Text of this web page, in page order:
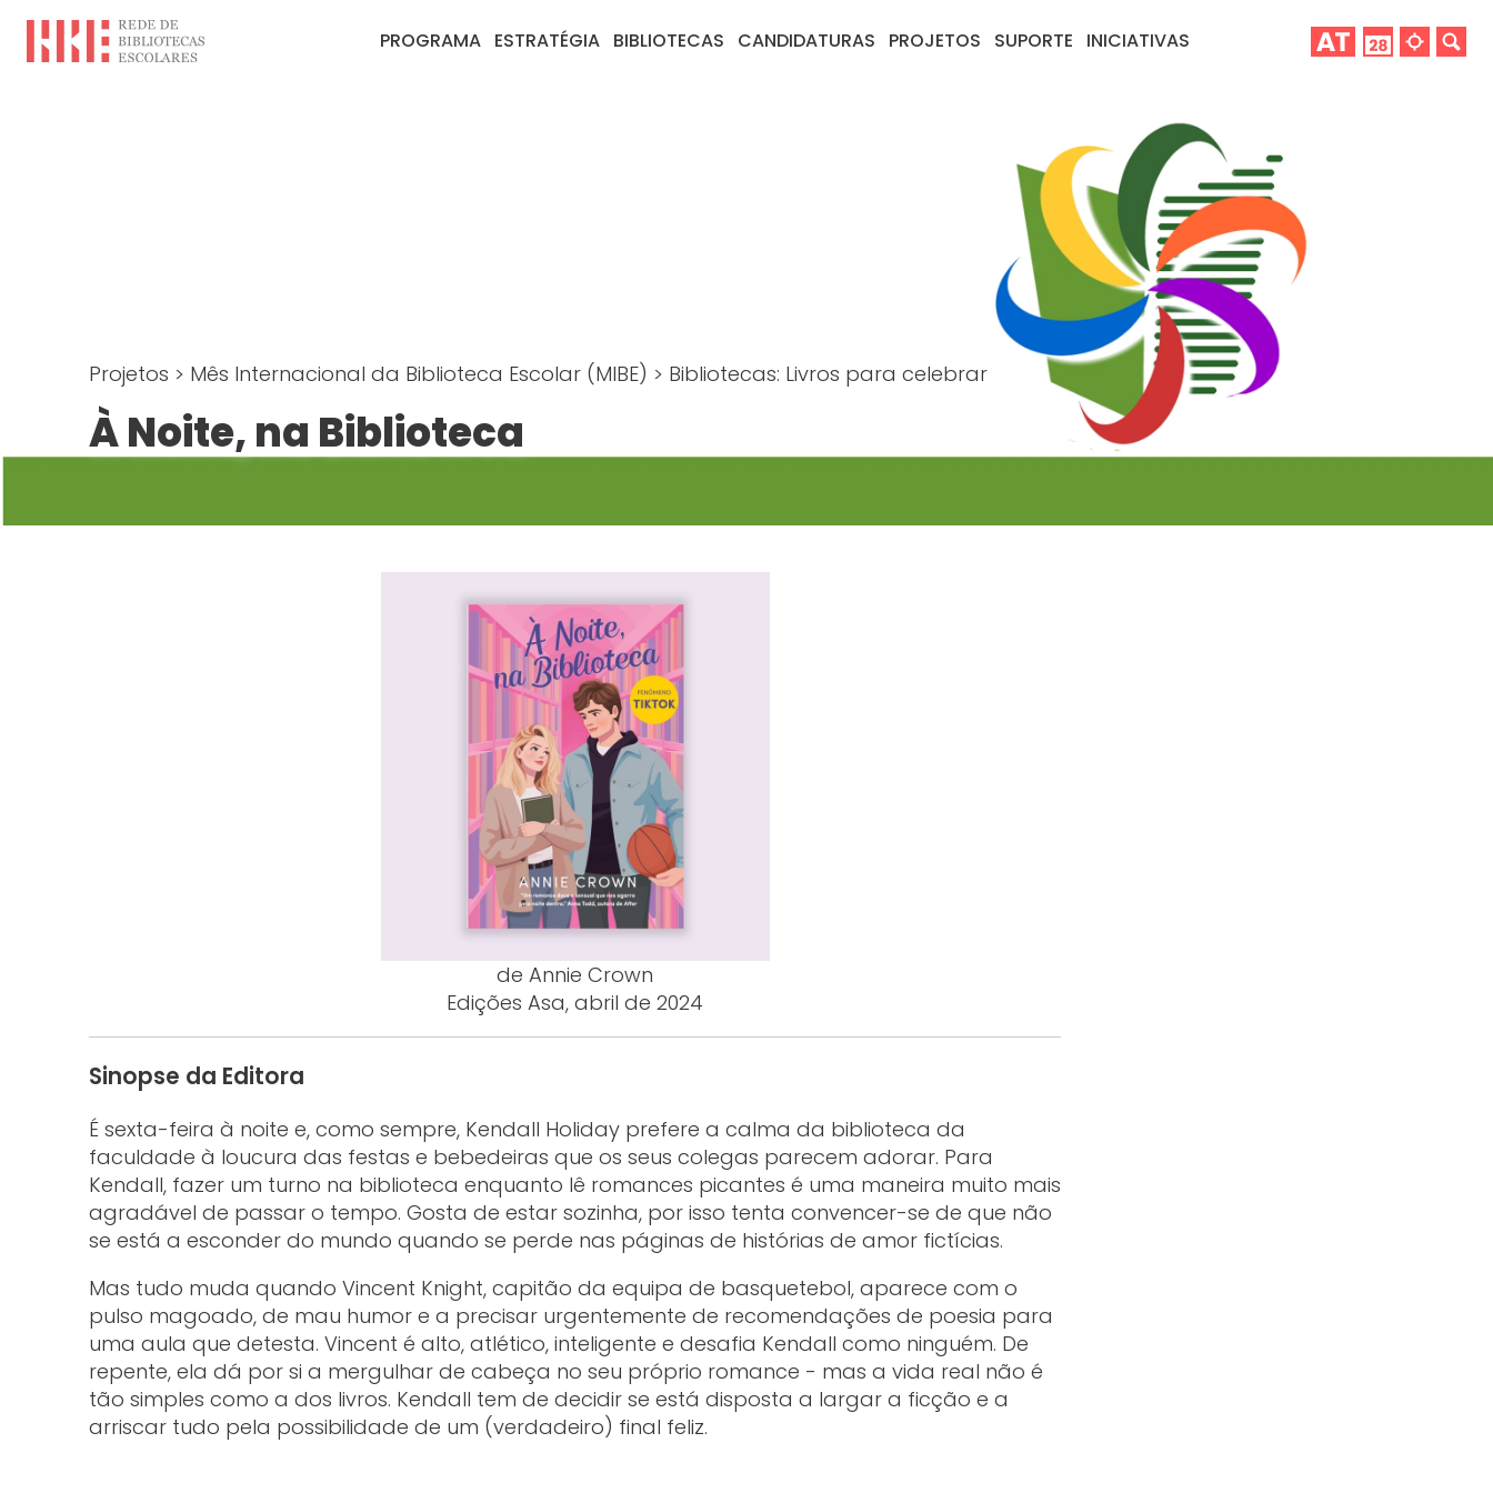
PROGRAMA ESTRATÉGIA BIBLIOTECAS CANDIDATURAS PROJETOS SUPORTE INICIATIVAS
Projetos > Mês Internacional da Biblioteca Escolar (MIBE) > Bibliotecas: Livros para celebrar
À Noite, na Biblioteca
de Annie Crown
Edições Asa, abril de 2024
Sinopse da Editora
É sexta-feira à noite e, como sempre, Kendall Holiday prefere a calma da biblioteca da
faculdade à loucura das festas e bebedeiras que os seus colegas parecem adorar. Para
Kendall, fazer um turno na biblioteca enquanto lê romances picantes é uma maneira muito mais
agradável de passar o tempo. Gosta de estar sozinha, por isso tenta convencer-se de que não
se está a esconder do mundo quando se perde nas páginas de histórias de amor fictícias.
Mas tudo muda quando Vincent Knight, capitão da equipa de basquetebol, aparece com o
pulso magoado, de mau humor e a precisar urgentemente de recomendações de poesia para
uma aula que detesta. Vincent é alto, atlético, inteligente e desafia Kendall como ninguém. De
repente, ela dá por si a mergulhar de cabeça no seu próprio romance - mas a vida real não é
tão simples como a dos livros. Kendall tem de decidir se está disposta a largar a ficção e a
arriscar tudo pela possibilidade de um (verdadeiro) final feliz.